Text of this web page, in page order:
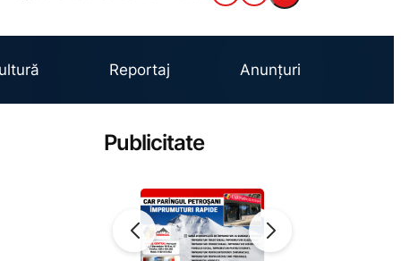
Reportaj Anunțuri
Publicitate